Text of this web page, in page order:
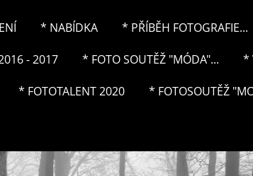
* NABÍDKA * PŘÍBĚH FOTOGRAFIE...
- 2017 * FOTO SOUTĚŽ "MÓDA"... *
* FOTOTALENT 2020 * FOTOSOUTĚŽ